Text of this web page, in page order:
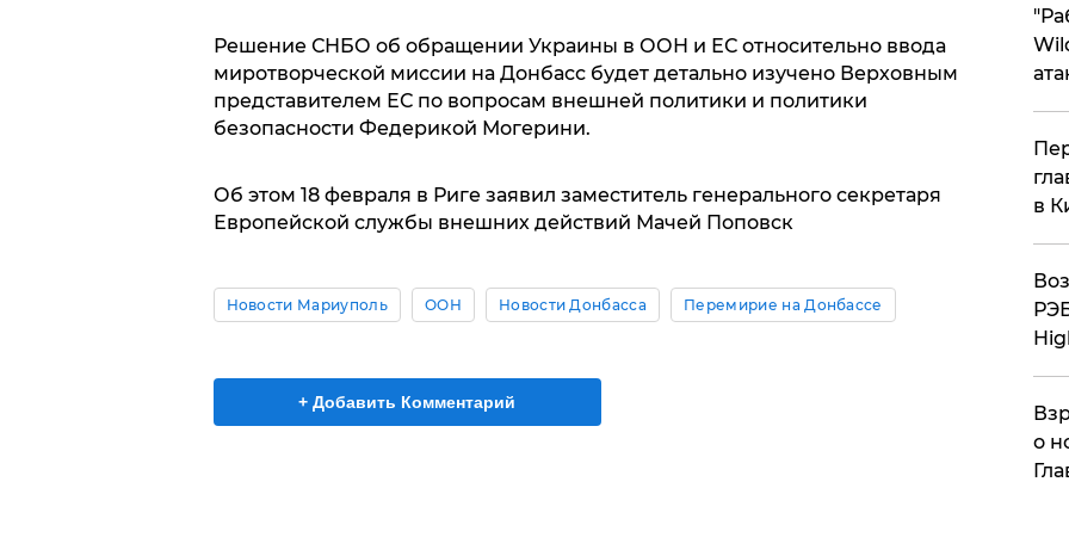
Решение СНБО об обращении Украины в ООН и ЕС относительно ввода
миротворческой миссии на Донбасс будет детально изучено Верховным
представителем ЕС по вопросам внешней политики и политики
безопасности Федерикой Могерини.
Об этом 18 февраля в Риге заявил заместитель генерального секретаря
Европейской службы внешних действий Мачей Поповск
Новости Мариуполь ООН Новости Донбасса Перемирие на Донбассе
+ Добавить Комментарий
в
о